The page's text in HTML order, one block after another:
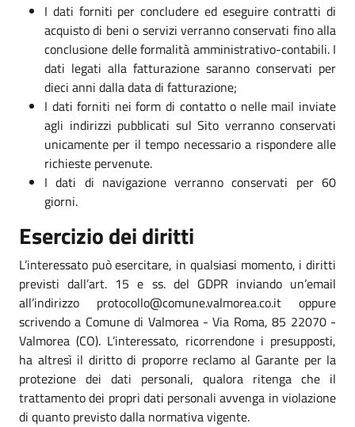
I dati forniti per concludere ed eseguire contratti di
acquisto di beni o servizi verranno conservati fino alla
conclusione delle formalità amministrativo-contabili. I
dati legati alla fatturazione saranno conservati per
dieci anni dalla data di fatturazione;
I dati forniti nei form di contatto o nelle mail inviate
agli indirizzi pubblicati sul Sito verranno conservati
unicamente per il tempo necessario a rispondere alle
richieste pervenute.
I dati di navigazione verranno conservati per 60
giorni.
Esercizio dei diritti
L’interessato può esercitare, in qualsiasi momento, i diritti
previsti dall’art. 15 e ss. del GDPR inviando un’email
all’indirizzo protocollo@comune.valmorea.co.it oppure
scrivendo a Comune di Valmorea - Via Roma, 85 22070 -
Valmorea (CO). L’interessato, ricorrendone i presupposti,
ha altresì il diritto di proporre reclamo al Garante per la
protezione dei dati personali, qualora ritenga che il
trattamento dei propri dati personali avvenga in violazione
di quanto previsto dalla normativa vigente.